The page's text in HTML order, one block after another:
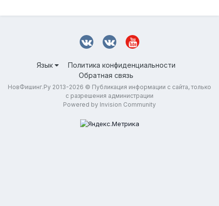
Язык
Политика конфиденциальности
Обратная связь
НовФишинг.Ру 2013-2026 © Публикация информации с сайта, только
с разрешения администрации
Powered by Invision Community